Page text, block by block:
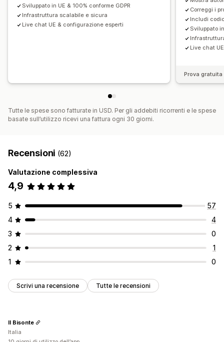
Sviluppato in UE & 100% conforme GDPR
Infrastruttura scalabile e sicura
Live chat UE & configurazione esperti
Correggi i
Includi
Sviluppato
Live chat
Prova
Tutte le spese sono fatturate in USD. Per gli addebiti ricorrenti e le spese
basate sull’utilizzo ricevi una fattura ogni 30 giorni.
Recensioni (62)
Valutazione complessiva
4,9
5
57
4
4
3
0
2
1
1
0
Scrivi una recensione Tutte le recensioni
Il Bisonte
Italia